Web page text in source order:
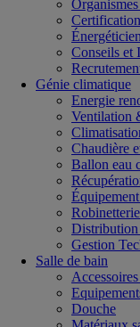
Conseils et
Génie climatique
Energie
Ventilation
Chaudière
Ballon eau
Gestion
Salle de bain
Douche